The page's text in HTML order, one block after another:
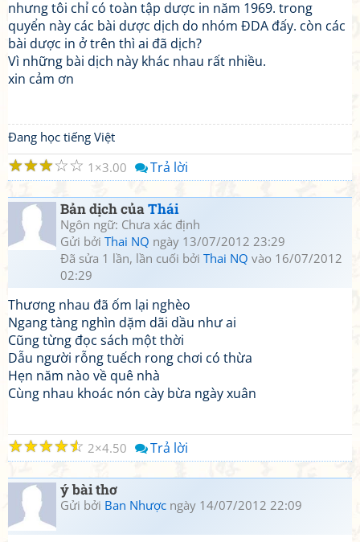
nhưng tôi chỉ có toàn tập dược in năm 1969. trong
quyển này các bài dược dịch do nhóm ĐDA đấy. còn các
bài dược in ở trên thì ai đã dịch?
Vì những bài dịch này khác nhau rất nhiều.
xin cảm ơn
Đang học tiếng Việt
☆
☆
☆
☆
☆ 1 3.00 Trả lời
Bản dịch củaThái
Ngôn ngữ: Chưa xác định
Gửi bởi Thai NQ ngày 13/07/2012 23:29
Đã sửa 1 lần, lần cuối bởi Thai NQ vào 16/07/2012
02:29
Thương nhau đã ốm lại nghèo
Ngang tàng nghìn dặm dãi dầu như ai
Cũng từng đọc sách một thời
Dẫu người rỗng tuếch rong chơi có thừa
Hẹn năm nào về quê nhà
Cùng nhau khoác nón cày bừa ngày xuân
☆
☆
☆
☆
☆ 2 4.50 Trả lời
ý bài thơ
Gửi bởi Ban Nhược ngày 14/07/2012 22:09